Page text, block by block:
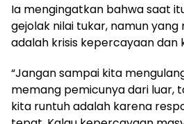
Ia mengingatkan bahwa saat
gejolak nilai tukar, namun
adalah krisis kepercayaan dan
“Jangan sampai kita
memang pemicunya dari luar,
kita runtuh adalah karena